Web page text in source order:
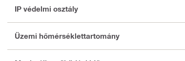
IP védelmi osztály
Üzemi hőmérséklettartomány